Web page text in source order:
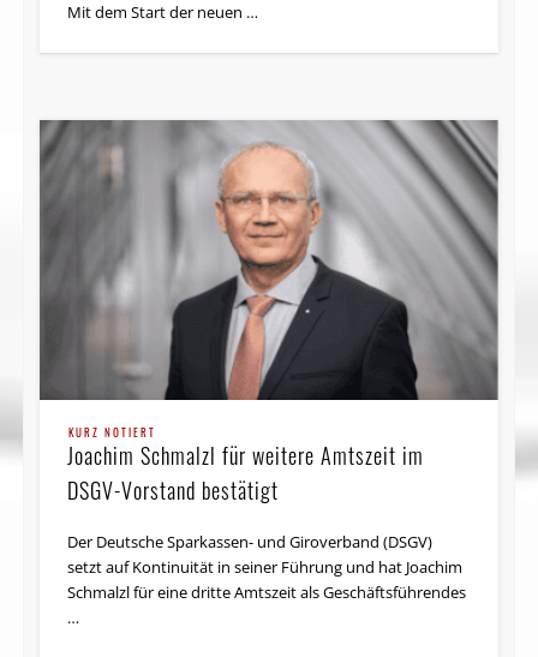
Mit dem Start der neuen …
KURZ NOTIERT
Joachim Schmalzl für weitere Amtszeit im
DSGV-Vorstand bestätigt
Der Deutsche Sparkassen- und Giroverband (DSGV)
setzt auf Kontinuität in seiner Führung und hat Joachim
Schmalzl für eine dritte Amtszeit als Geschäftsführendes
…